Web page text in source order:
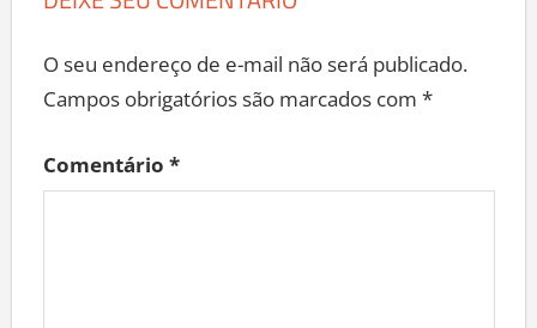
O seu endereço de e-mail não será publicado.
Campos obrigatórios são marcados com *
Comentário *